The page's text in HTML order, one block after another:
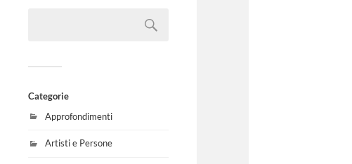
Categorie
Approfondimenti
Artisti e Persone